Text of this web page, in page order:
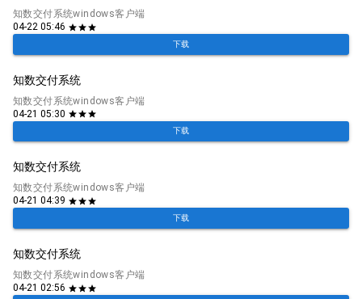
知数交付系统windows客户端
04-22 05:46 starstarstar
下载
知数交付系统
知数交付系统windows客户端
04-21 05:30 starstarstar
下载
知数交付系统
知数交付系统windows客户端
04-21 04:39 starstarstar
下载
知数交付系统
知数交付系统windows客户端
04-21 02:56 starstarstar